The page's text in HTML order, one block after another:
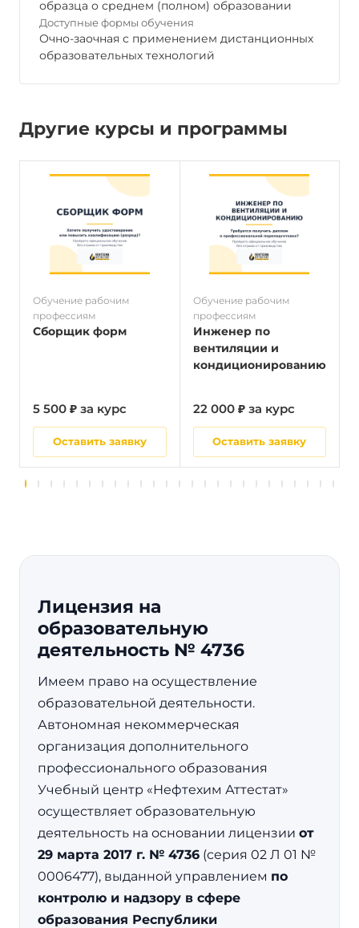
образца о среднем (полном) образовании
Доступные формы обучения
Очно-заочная с применением дистанционных
образовательных технологий
Другие курсы и программы
Обучение рабочим
профессиям
Сборщик форм
5 500 ₽ за курс
Оставить заявку
Обучение рабочим
профессиям
Инженер по
вентиляции и
кондиционированию
22 000 ₽ за курс
Оставить заявку
Лицензия на
образовательную
деятельность № 4736
Имеем право на осуществление
образовательной деятельности.
Автономная некоммерческая
организация дополнительного
профессионального образования
Учебный центр «Нефтехим Аттестат»
осуществляет образовательную
деятельность на основании лицензии от
29 марта 2017 г. № 4736 (серия 02 Л 01 №
0006477), выданной управлением по
контролю и надзору в сфере
образования Республики